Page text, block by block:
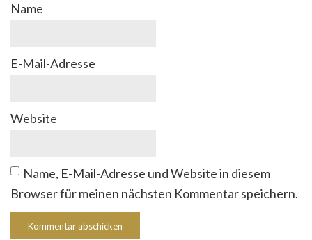
Name
E-Mail-Adresse
Website
Name, E-Mail-Adresse und Website in diesem
Browser für meinen nächsten Kommentar speichern.